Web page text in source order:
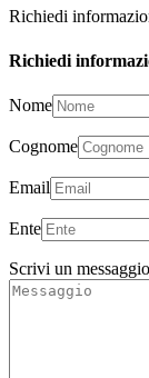
Richiedi
Richiedi
Nome
Cognome
Email
Ente
Scrivi un messaggio